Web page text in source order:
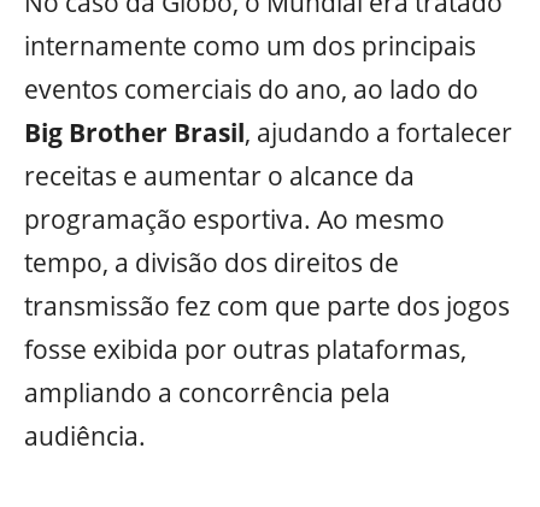
internamente como um dos principais
eventos comerciais do ano, ao lado do
Big Brother Brasil, ajudando a fortalecer
receitas e aumentar o alcance da
programação esportiva. Ao mesmo
tempo, a divisão dos direitos de
transmissão fez com que parte dos jogos
fosse exibida por outras plataformas,
ampliando a concorrência pela
audiência.